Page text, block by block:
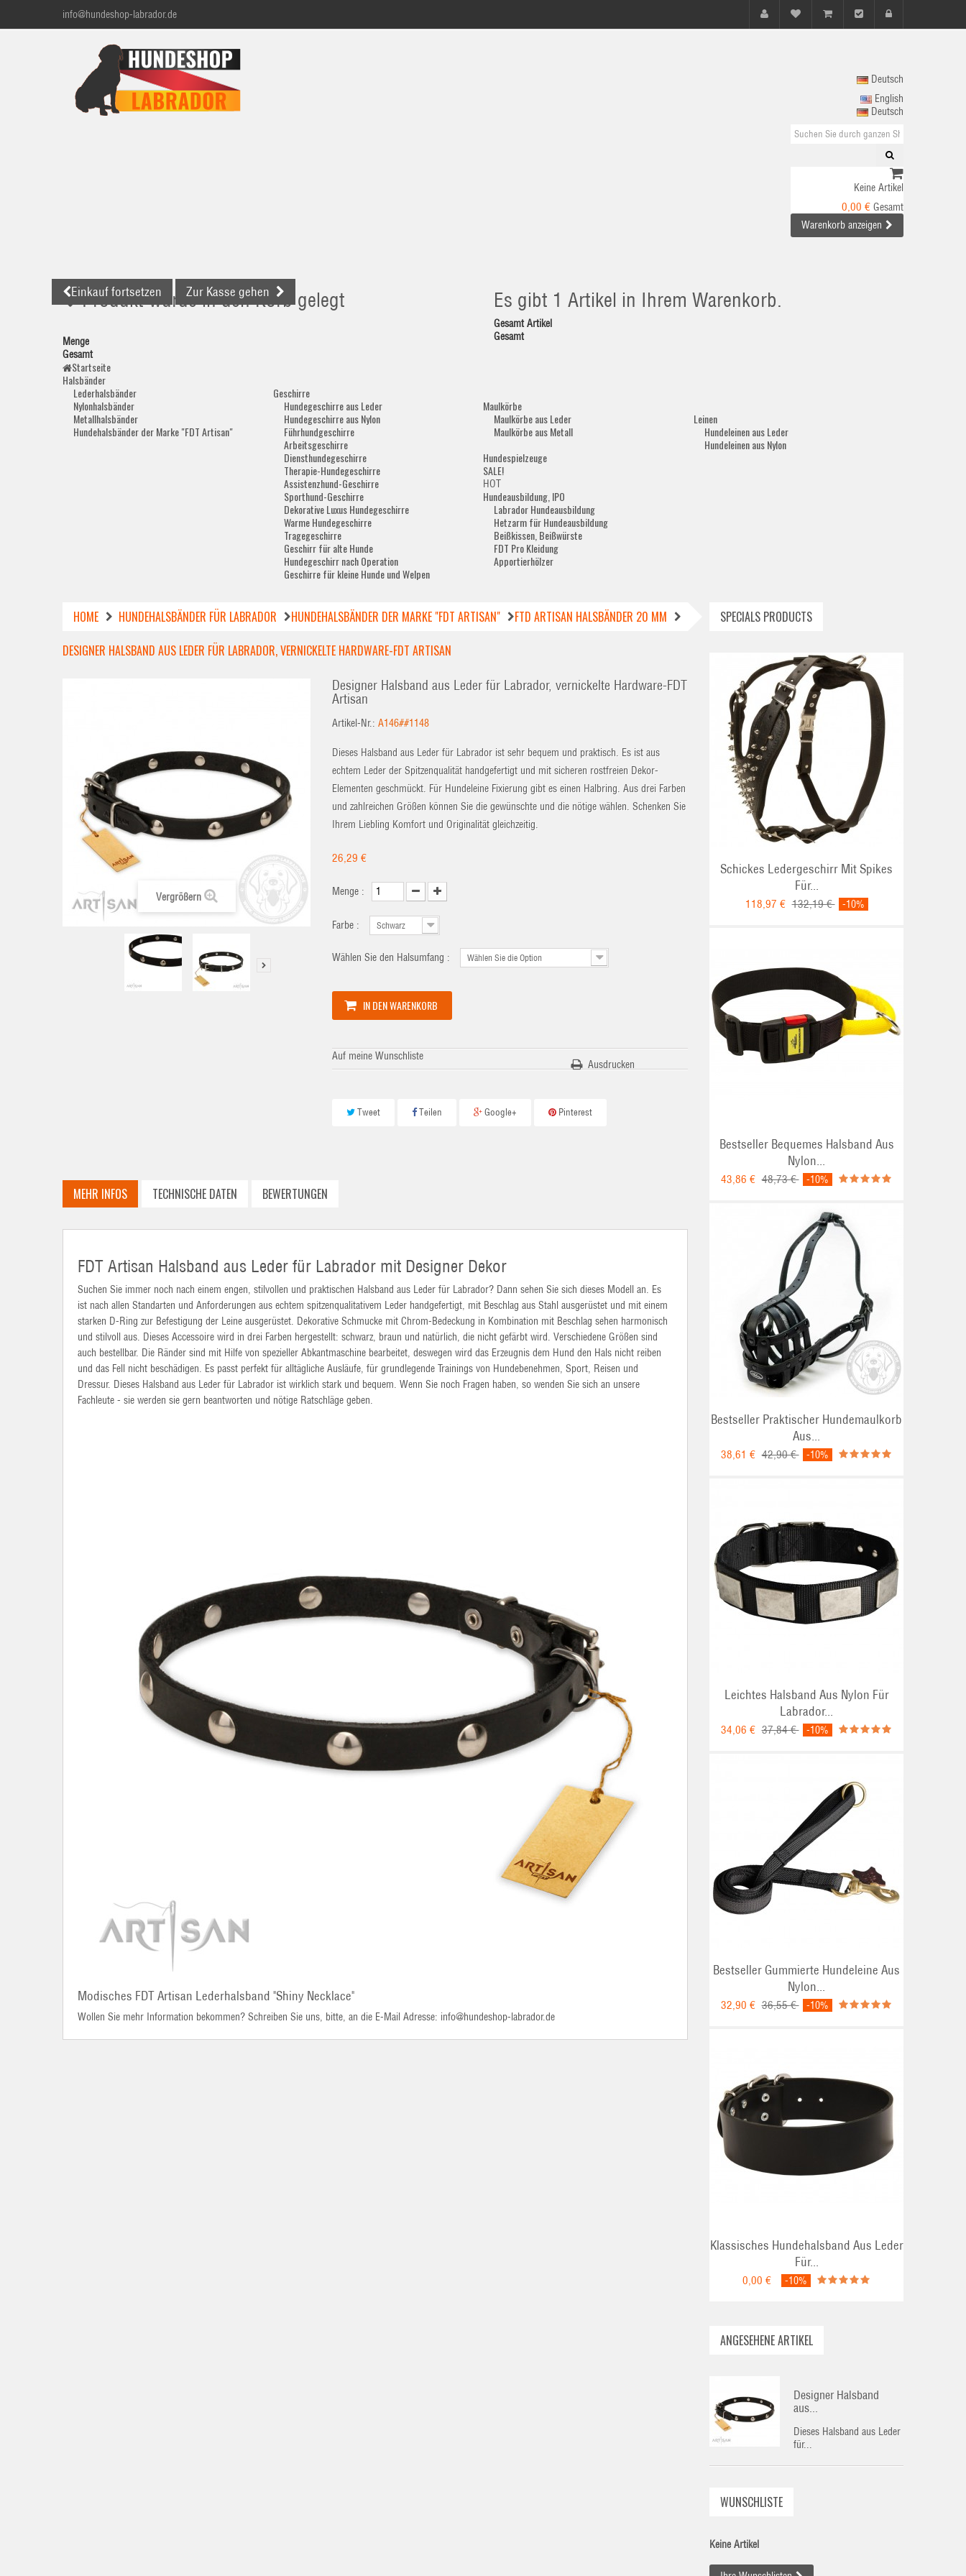
info@hundeshop-labrador.de
Deutsch
English
Deutsch
Keine Artikel
0,00 € Gesamt
Warenkorb anzeigen
Produkt wurde in den Korb gelegt
Menge
Gesamt
Es gibt 1 Artikel in Ihrem Warenkorb.
Gesamt Artikel
Gesamt
Einkauf fortsetzen Zur Kasse gehen
Startseite
Halsbänder
Lederhalsbänder
Nylonhalsbänder
Metallhalsbänder
Hundehalsbänder der Marke "FDT Artisan"
Geschirre
Hundegeschirre aus Leder
Hundegeschirre aus Nylon
Führhundgeschirre
Arbeitsgeschirre
Diensthundegeschirre
Therapie-Hundegeschirre
Assistenzhund-Geschirre
Sporthund-Geschirre
Dekorative Luxus Hundegeschirre
Warme Hundegeschirre
Tragegeschirre
Geschirr für alte Hunde
Hundegeschirr nach Operation
Geschirre für kleine Hunde und Welpen
Maulkörbe
Maulkörbe aus Leder
Maulkörbe aus Metall
Leinen
Hundeleinen aus Leder
Hundeleinen aus Nylon
Hundespielzeuge
SALE!
HOT
Hundeausbildung, IPO
Labrador Hundeausbildung
Hetzarm für Hundeausbildung
Beißkissen, Beißwürste
FDT Pro Kleidung
Apportierhölzer
HOME HUNDEHALSBÄNDER FÜR LABRADOR HUNDEHALSBÄNDER DER MARKE "FDT ARTISAN"
FTD ARTISAN HALSBÄNDER 20 MM
DESIGNER HALSBAND AUS LEDER FÜR LABRADOR, VERNICKELTE HARDWARE-FDT ARTISAN
Vergrößern
Designer Halsband aus Leder für Labrador, vernickelte Hardware-FDT
Artisan
Artikel-Nr.: A146##1148
Dieses Halsband aus Leder für Labrador ist sehr bequem und praktisch. Es ist aus
echtem Leder der Spitzenqualität handgefertigt und mit sicheren rostfreien Dekor-
Elementen geschmückt. Für Hundeleine Fixierung gibt es einen Halbring. Aus drei Farben
und zahlreichen Größen können Sie die gewünschte und die nötige wählen. Schenken Sie
Ihrem Liebling Komfort und Originalität gleichzeitig.
26,29 €
Menge :
Farbe : Schwarz
Wählen Sie den Halsumfang : Wählen Sie die Option
IN DEN WARENKORB
Auf meine Wunschliste
Ausdrucken
Tweet Teilen Google+ Pinterest
MEHR INFOS TECHNISCHE DATEN BEWERTUNGEN
FDT Artisan Halsband aus Leder für Labrador mit Designer Dekor
Suchen Sie immer noch nach einem engen, stilvollen und praktischen Halsband aus Leder für Labrador? Dann sehen Sie sich dieses Modell an. Es
ist nach allen Standarten und Anforderungen aus echtem spitzenqualitativem Leder handgefertigt, mit Beschlag aus Stahl ausgerüstet und mit einem
starken D-Ring zur Befestigung der Leine ausgerüstet. Dekorative Schmucke mit Chrom-Bedeckung in Kombination mit Beschlag sehen harmonisch
und stilvoll aus. Dieses Accessoire wird in drei Farben hergestellt: schwarz, braun und natürlich, die nicht gefärbt wird. Verschiedene Größen sind
auch bestellbar. Die Ränder sind mit Hilfe von spezieller Abkantmaschine bearbeitet, deswegen wird das Erzeugnis dem Hund den Hals nicht reiben
und das Fell nicht beschädigen. Es passt perfekt für alltägliche Ausläufe, für grundlegende Trainings von Hundebenehmen, Sport, Reisen und
Dressur. Dieses Halsband aus Leder für Labrador ist wirklich stark und bequem. Wenn Sie noch Fragen haben, so wenden Sie sich an unsere
Fachleute - sie werden sie gern beantworten und nötige Ratschläge geben.
Modisches FDT Artisan Lederhalsband "Shiny Necklace"
Wollen Sie mehr Information bekommen? Schreiben Sie uns, bitte, an die E-Mail Adresse: info@hundeshop-labrador.de
SPECIALS PRODUCTS
Schickes Ledergeschirr Mit Spikes
Für...
118,97 € 132,19 € -10%
Bestseller Bequemes Halsband Aus
Nylon...
43,86 € 48,73 € -10%
Bestseller Praktischer Hundemaulkorb
Aus...
38,61 € 42,90 € -10%
Leichtes Halsband Aus Nylon Für
Labrador...
34,06 € 37,84 € -10%
Bestseller Gummierte Hundeleine Aus
Nylon...
32,90 € 36,55 € -10%
Klassisches Hundehalsband Aus Leder
Für...
0,00 € -10%
ANGESEHENE ARTIKEL
Designer Halsband
aus...
Dieses Halsband aus Leder
für...
WUNSCHLISTE
Keine Artikel